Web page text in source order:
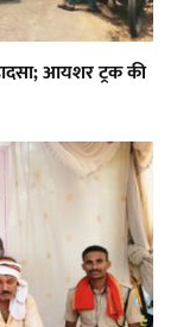
आयशर ट्रक की